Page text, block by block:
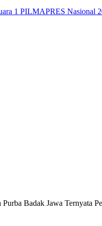
1 PILMAPRES Nasional
Badak Jawa Ternyata